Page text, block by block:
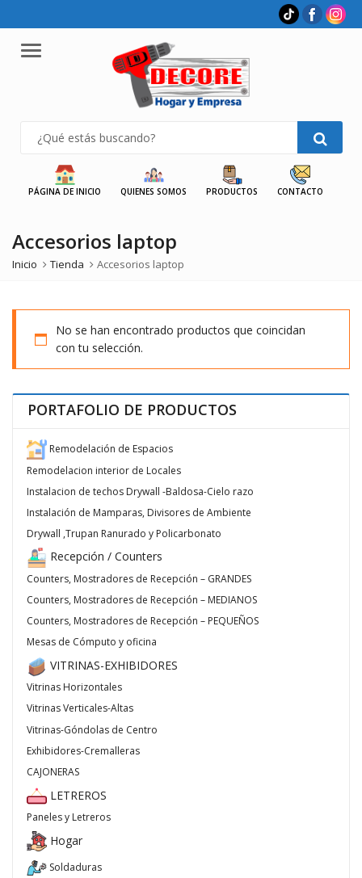
Menu
PÁGINA DE INICIO QUIENES SOMOS PRODUCTOS CONTACTO
Accesorios laptop
Inicio Tienda Accesorios laptop
No se han encontrado productos que coincidan
con tu selección.
PORTAFOLIO DE PRODUCTOS
Remodelación de Espacios
Remodelacion interior de Locales
Instalacion de techos Drywall -Baldosa-Cielo razo
Instalación de Mamparas, Divisores de Ambiente
Drywall ,Trupan Ranurado y Policarbonato
Recepción / Counters
Counters, Mostradores de Recepción – GRANDES
Counters, Mostradores de Recepción – MEDIANOS
Counters, Mostradores de Recepción – PEQUEÑOS
Mesas de Cómputo y oficina
VITRINAS-EXHIBIDORES
Vitrinas Horizontales
Vitrinas Verticales-Altas
Vitrinas-Góndolas de Centro
Exhibidores-Cremalleras
CAJONERAS
LETREROS
Paneles y Letreros
Hogar
Soldaduras